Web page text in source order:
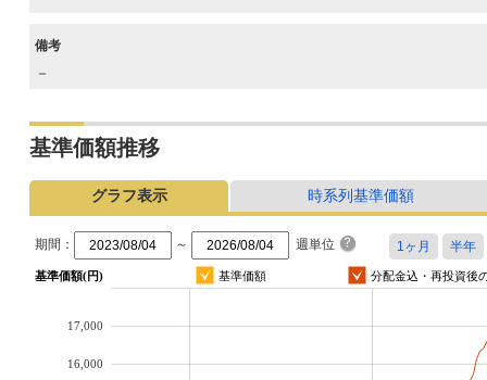
備考
－
基準価額推移
グラフ表示 時系列基準価額
期間： ～ 週単位
基準価額(円) 基準価額 分配金込・再投資後
16,000
17,000